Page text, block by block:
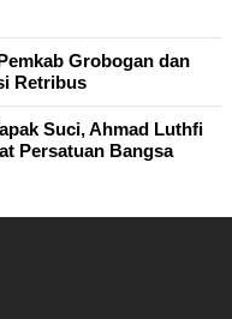
Grobogan dan
Retribus
Suci, Ahmad Luthfi
Persatuan Bangsa